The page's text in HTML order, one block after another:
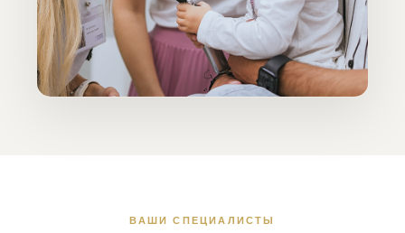
ВАШИ СПЕЦИАЛИСТЫ